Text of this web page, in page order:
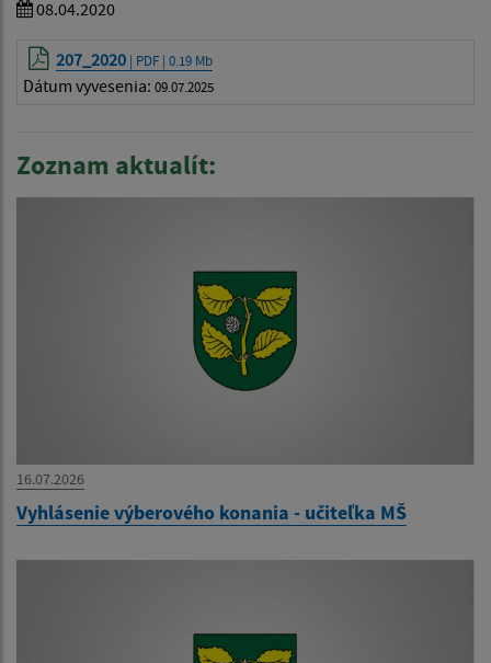
08.04.2020
207_2020 | PDF | 0.19 Mb
Dátum vyvesenia: 09.07.2025
Zoznam aktualít:
16.07.2026
Vyhlásenie výberového konania - učiteľka MŠ